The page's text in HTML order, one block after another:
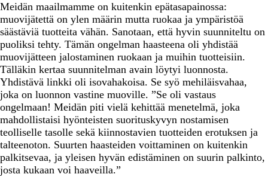
Meidän maailmamme on kuitenkin epätasapainossa:
muovijätettä on ylen määrin mutta ruokaa ja ympäristöä
säästäviä tuotteita vähän. Sanotaan, että hyvin suunniteltu on
puoliksi tehty. Tämän ongelman haasteena oli yhdistää
muovijätteen jalostaminen ruokaan ja muihin tuotteisiin.
Tälläkin kertaa suunnitelman avain löytyi luonnosta.
Yhdistävä linkki oli isovahakoisa. Se syö mehiläisvahaa,
joka on luonnon vastine muoville. ”Se oli vastaus
ongelmaan! Meidän piti vielä kehittää menetelmä, joka
mahdollistaisi hyönteisten suorituskyvyn nostamisen
teolliselle tasolle sekä kiinnostavien tuotteiden erotuksen ja
talteenoton. Suurten haasteiden voittaminen on kuitenkin
palkitsevaa, ja yleisen hyvän edistäminen on suurin palkinto,
josta kukaan voi haaveilla.”